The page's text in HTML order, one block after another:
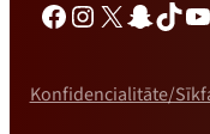
Konfidencialitāte/
Facebook
Instagram
X